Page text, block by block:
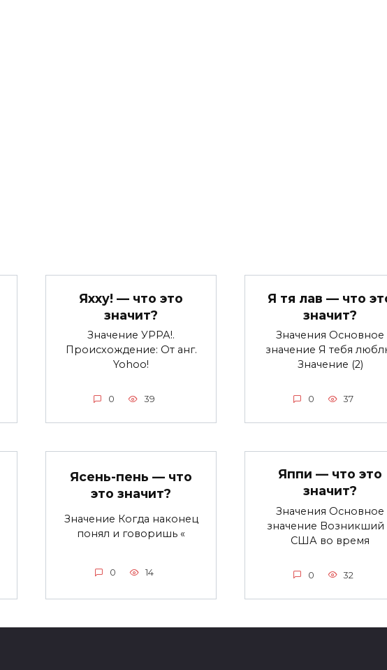
Яхху! — что это
значит?
Значение УРРА!.
Происхождение: От анг.
Yohoo!
0 39
Я тя лав — что
значит?
Значения Основное
значение Я тебя
Значение (2)
0 37
Ясень-пень — что
это значит?
Значение Когда наконец
понял и говоришь «
0 14
Яппи — что это
значит?
Значения Основное
значение Возникший
США во время
0 32